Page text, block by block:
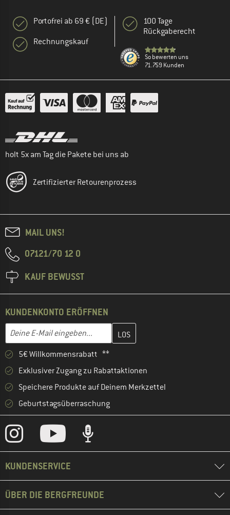
Portofrei ab 69 € (DE)
Rechnungskauf
100 Tage
Rückgaberecht
So bewerten uns
71.759 Kunden
holt 5x am Tag die Pakete bei uns ab
Zertifizierter Retourenprozess
MAIL UNS!
07121/70 12 0
KAUF BEWUSST
KUNDENKONTO ERÖFFNEN
E-Mail-Adresse
Gib hier deine E-Mail-Adresse ein und erstelle im nächsten
5€ Willkommensrabatt **
Exklusiver Zugang zu Rabattaktionen
Speichere Produkte auf Deinem Merkzettel
Geburtstagsüberraschung
KUNDENSERVICE
ÜBER DIE BERGFREUNDE